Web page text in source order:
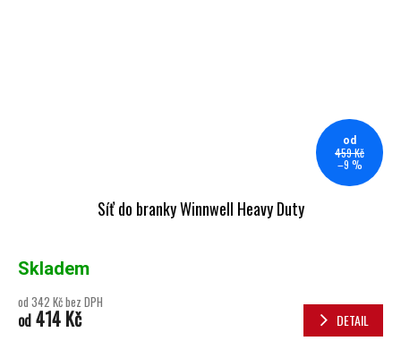
od
459 Kč
–9 %
Síť do branky Winnwell Heavy Duty
Skladem
od 342 Kč bez DPH
od 414 Kč DETAIL